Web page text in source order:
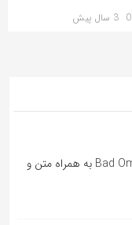
0 3 سال پیش
آهنگ انگلیسی Specter از Bad Omens به همراه متن و